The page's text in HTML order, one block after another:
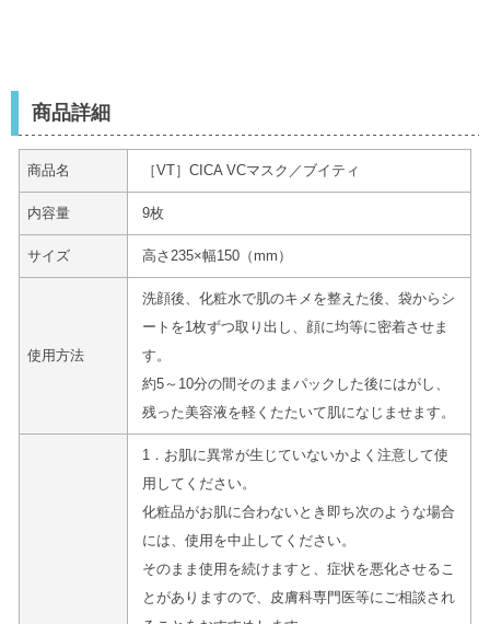
商品詳細
商品名 ［VT］CICA VCマスク／ブイティ
内容量 9枚
サイズ 高さ235×幅150（mm）
使用方法
洗顔後、化粧水で肌のキメを整えた後、袋からシ
ートを1枚ずつ取り出し、顔に均等に密着させま
す。
約5～10分の間そのままパックした後にはがし、
残った美容液を軽くたたいて肌になじませます。
1．お肌に異常が生じていないかよく注意して使
用してください。
化粧品がお肌に合わないとき即ち次のような場合
には、使用を中止してください。
そのまま使用を続けますと、症状を悪化させるこ
とがありますので、皮膚科専門医等にご相談され